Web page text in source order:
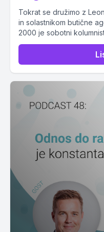
Tokrat se družimo z
in solastnikom butične
2000 je sobotni